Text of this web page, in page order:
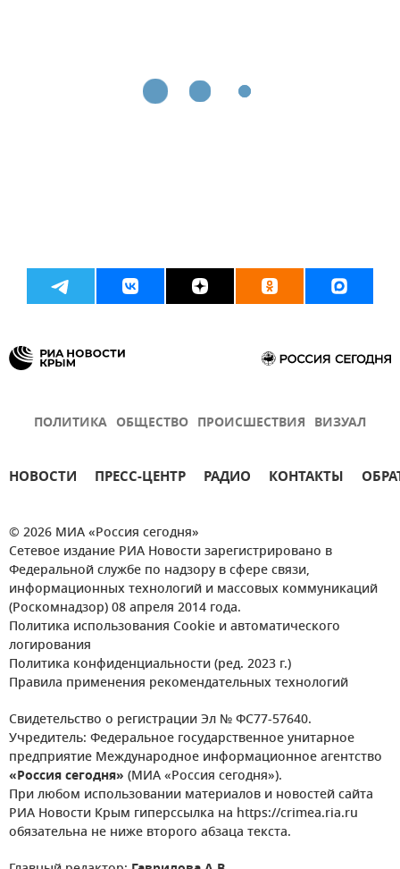
ПОЛИТИКА ОБЩЕСТВО ПРОИСШЕСТВИЯ ВИЗУАЛ
НОВОСТИ ПРЕСС-ЦЕНТР РАДИО КОНТАКТЫ
© 2026 МИА «Россия сегодня»
Сетевое издание РИА Новости зарегистрировано в
Федеральной службе по надзору в сфере связи,
информационных технологий и массовых коммуникаций
(Роскомнадзор) 08 апреля 2014 года.
Политика использования Cookie и автоматического
логирования
Политика конфиденциальности (ред. 2023 г.)
Правила применения рекомендательных технологий
Свидетельство о регистрации Эл № ФС77-57640.
Учредитель: Федеральное государственное унитарное
предприятие Международное информационное агентство
«Россия сегодня» (МИА «Россия сегодня»).
При любом использовании материалов и новостей сайта
РИА Новости Крым гиперссылка на https://crimea.ria.ru
обязательна не ниже второго абзаца текста.